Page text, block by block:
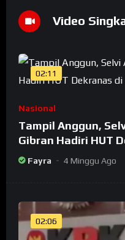
Video
02:11
Nasional
Tampil Anggun,
Gibran Hadiri HUT
Fayra 4 Minggu Ago
02:06